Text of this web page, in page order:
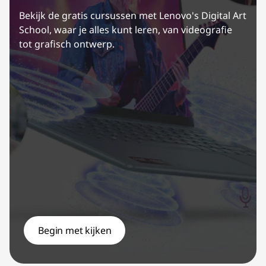
Bekijk de gratis cursussen met Lenovo's Digital Art
School, waar je alles kunt leren, van videografie
tot grafisch ontwerp.
Begin met kijken